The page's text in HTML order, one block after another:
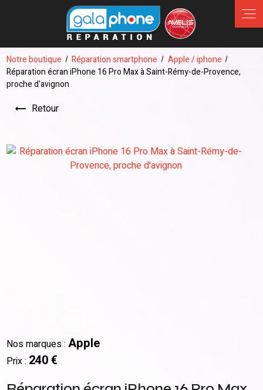
Notre boutique Réparation smartphone
Apple / iphone
Réparation écran iPhone 16 Pro Max à Saint-Rémy-de-Provence,
proche d'avignon
Retour
Nos marques :Apple
Prix : 240 €
Panneau de gestion des cookies